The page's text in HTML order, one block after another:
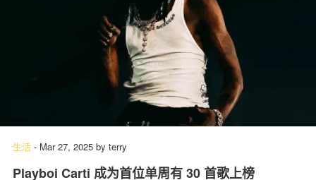
生活 - Mar 27, 2025 by terry
Playboi Carti 成为首位单周有 30 首歌上榜